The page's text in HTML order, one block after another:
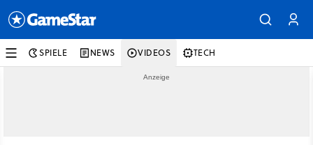
SPIELE NEWS VIDEOS TECH